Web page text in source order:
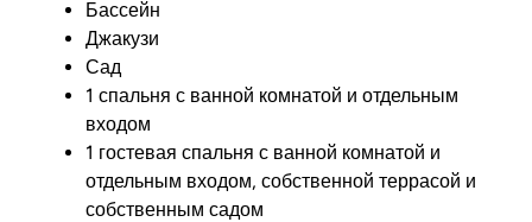
Бассейн
Джакузи
Сад
1 спальня с ванной комнатой и отдельным
входом
1 гостевая спальня с ванной комнатой и
отдельным входом, собственной террасой и
собственным садом